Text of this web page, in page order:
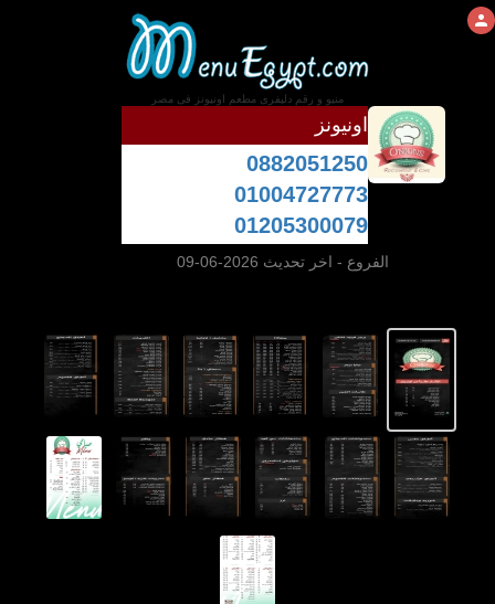
منيو و رقم دليفرى مطعم اونيونز فى مصر
اونيونز
0882051250
01004727773
01205300079
الفروع - اخر تحديث 2026-06-09